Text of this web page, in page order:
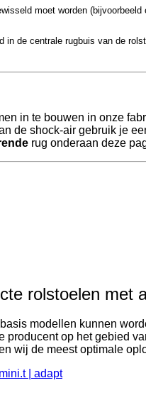
moet worden
in de centrale rugbuis van de
in te bouwen in onze
de shock-air gebruik je
rug onderaan deze
rolstoelen met
modellen kunnen
op het gebied
wij de meest optimale
| adapt